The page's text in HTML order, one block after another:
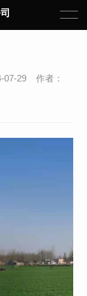
07-29 作者：